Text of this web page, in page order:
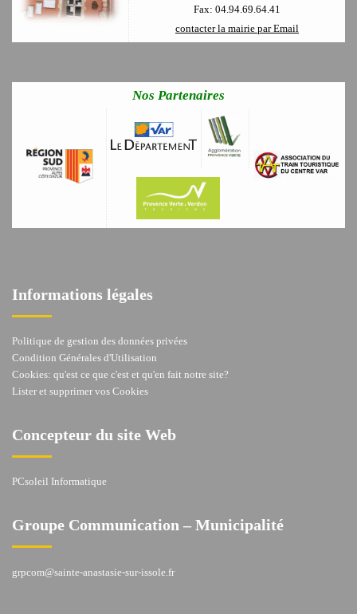
Fax: 04.94.69.64.41
contacter la mairie par Email
Nos Partenaires
Informations légales
Politique de gestion des données privées
Condition Générales d'Utilisation
Cookies: qu'est ce que c'est et qu'en fait notre site?
Lister et supprimer vos Cookies
Concepteur du site Web
PCsoleil Informatique
Groupe Communication – Municipalité
grpcom@sainte-anastasie-sur-issole.fr